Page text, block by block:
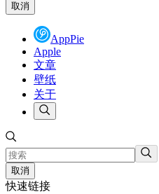
取消
AppPie
Apple
文章
壁纸
关于
取消
快速链接